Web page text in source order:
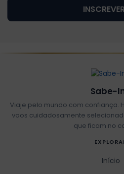
Sabe-
Viaje pelo mundo com confiança.
voos cuidadosamente
que ficam no
Início